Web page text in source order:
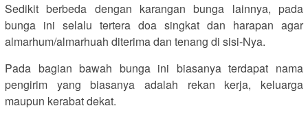
Sedikit berbeda dengan karangan bunga lainnya, pada
bunga ini selalu tertera doa singkat dan harapan agar
almarhum/almarhuah diterima dan tenang di sisi-Nya.
Pada bagian bawah bunga ini biasanya terdapat nama
pengirim yang biasanya adalah rekan kerja, keluarga
maupun kerabat dekat.